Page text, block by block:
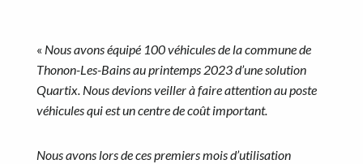
« Nous avons équipé 100 véhicules de la commune de
Thonon-Les-Bains au printemps 2023 d’une solution
Quartix. Nous devions veiller à faire attention au poste
véhicules qui est un centre de coût important.
Nous avons lors de ces premiers mois d’utilisation